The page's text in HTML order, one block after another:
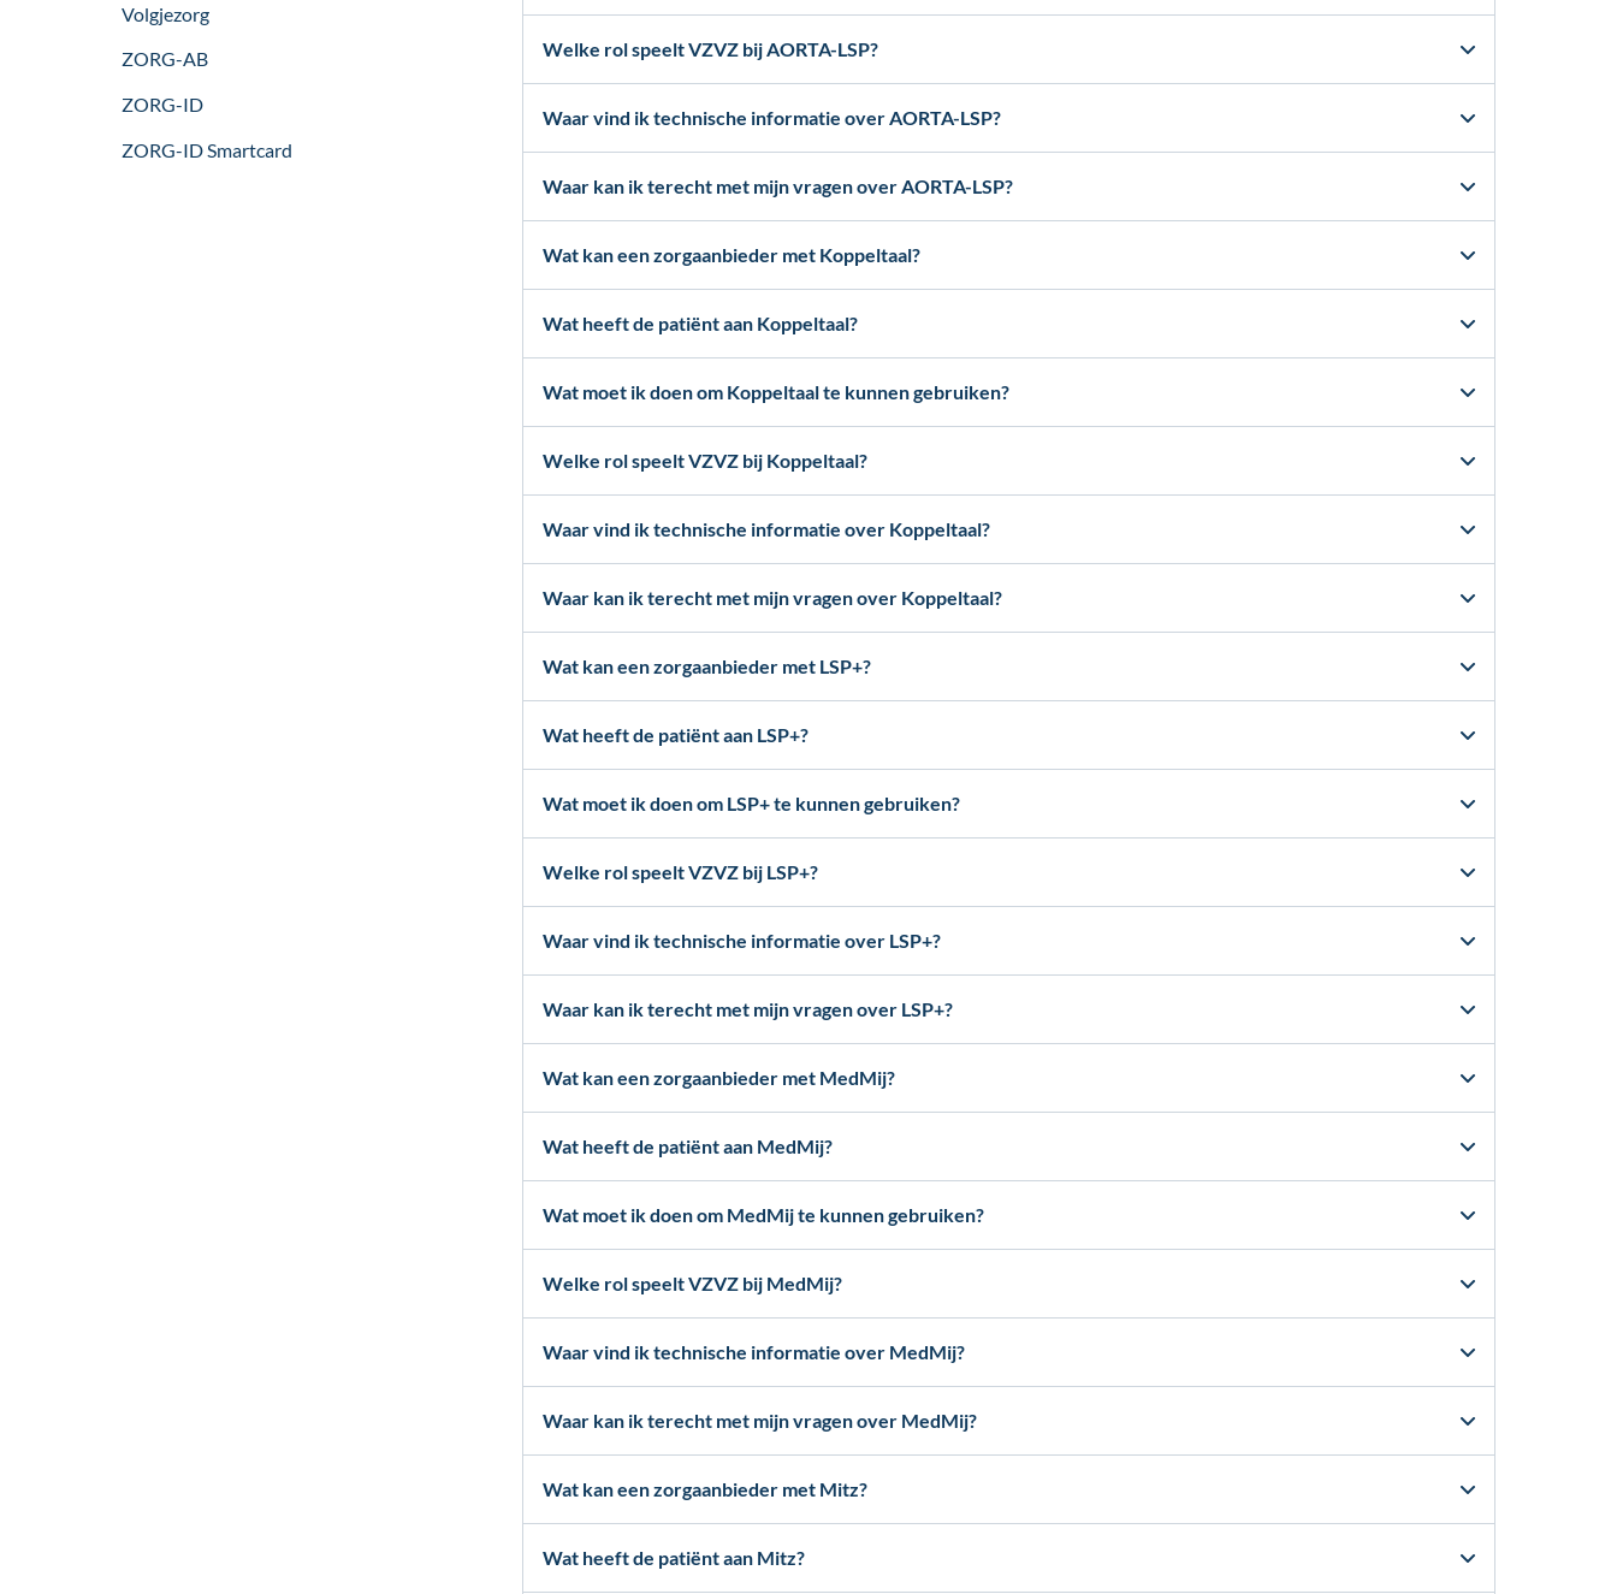
Volgjezorg
ZORG-AB
ZORG-ID
ZORG-ID Smartcard
Welke rol speelt VZVZ bij AORTA-LSP?
Waar vind ik technische informatie over AORTA-LSP?
Waar kan ik terecht met mijn vragen over AORTA-LSP?
Wat kan een zorgaanbieder met Koppeltaal?
Wat heeft de patiënt aan Koppeltaal?
Wat moet ik doen om Koppeltaal te kunnen gebruiken?
Welke rol speelt VZVZ bij Koppeltaal?
Waar vind ik technische informatie over Koppeltaal?
Waar kan ik terecht met mijn vragen over Koppeltaal?
Wat kan een zorgaanbieder met LSP+?
Wat heeft de patiënt aan LSP+?
Wat moet ik doen om LSP+ te kunnen gebruiken?
Welke rol speelt VZVZ bij LSP+?
Waar vind ik technische informatie over LSP+?
Waar kan ik terecht met mijn vragen over LSP+?
Wat kan een zorgaanbieder met MedMij?
Wat heeft de patiënt aan MedMij?
Wat moet ik doen om MedMij te kunnen gebruiken?
Welke rol speelt VZVZ bij MedMij?
Waar vind ik technische informatie over MedMij?
Waar kan ik terecht met mijn vragen over MedMij?
Wat kan een zorgaanbieder met Mitz?
Wat heeft de patiënt aan Mitz?